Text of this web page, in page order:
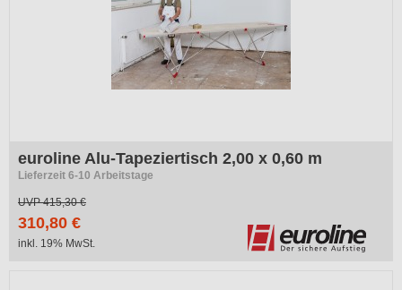
euroline Alu-Tapeziertisch 2,00 x 0,60 m
Lieferzeit 6-10 Arbeitstage
UVP415,30 €
310,80 €
inkl. 19% MwSt.